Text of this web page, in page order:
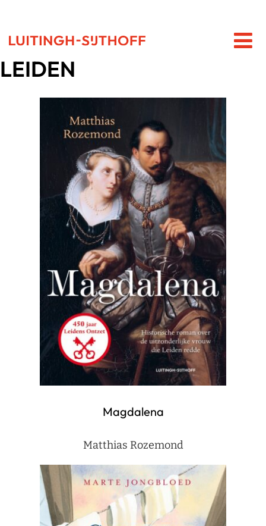
LEIDEN
Magdalena
Matthias Rozemond